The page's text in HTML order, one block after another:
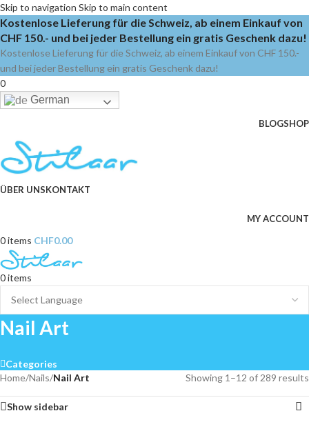
Skip to navigation Skip to main content
Kostenlose Lieferung für die Schweiz, ab einem Einkauf von
CHF 150.- und bei jeder Bestellung ein gratis Geschenk dazu!
Kostenlose Lieferung für die Schweiz, ab einem Einkauf von CHF 150.-
und bei jeder Bestellung ein gratis Geschenk dazu!
0
German
BLOGSHOP
ÜBER UNSKONTAKT
MY ACCOUNT
0items CHF0.00
0items
Nail Art
Categories
Home/Nails/Nail Art Showing 1–12 of 289 results
Show sidebar